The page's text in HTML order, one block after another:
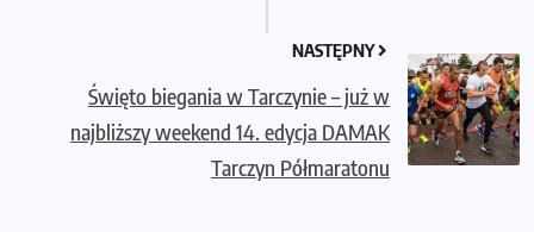
NASTĘPNY
Święto biegania w Tarczynie – już w
najbliższy weekend 14. edycja DAMAK
Tarczyn Półmaratonu